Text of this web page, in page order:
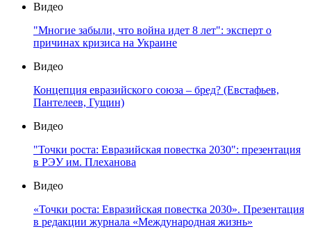
Видео
"Многие забыли, что война идет 8 лет": эксперт о
причинах кризиса на Украине
Видео
Концепция евразийского союза – бред? (Евстафьев,
Пантелеев, Гущин)
Видео
"Точки роста: Евразийская повестка 2030": презентация
в РЭУ им. Плеханова
Видео
«Точки роста: Евразийская повестка 2030». Презентация
в редакции журнала «Международная жизнь»